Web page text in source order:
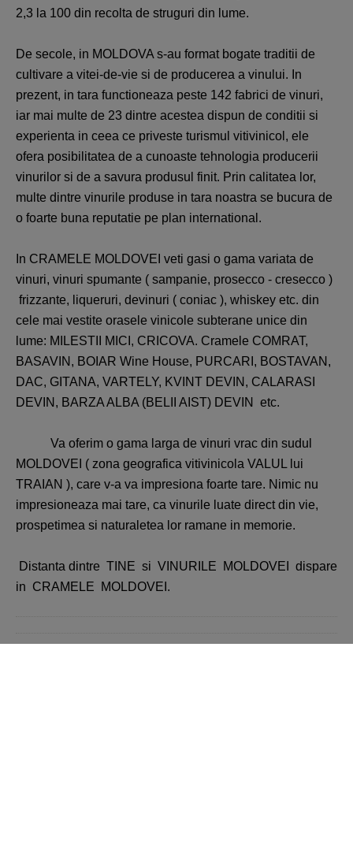
2,3 la 100 din recolta de struguri din lume.
De secole, in MOLDOVA s-au format bogate traditii de
cultivare a vitei-de-vie si de producerea a vinului. In
prezent, in tara functioneaza peste 142 fabrici de vinuri,
iar mai multe de 23 dintre acestea dispun de conditii si
experienta in ceea ce priveste turismul vitivinicol, ele
ofera posibilitatea de a cunoaste tehnologia producerii
vinurilor si de a savura produsul finit. Prin calitatea lor,
multe dintre vinurile produse in tara noastra se bucura de
o foarte buna reputatie pe plan international.
In CRAMELE MOLDOVEI veti gasi o gama variata de
vinuri, vinuri spumante ( sampanie, prosecco - cresecco )
frizzante, liqueruri, devinuri ( coniac ), whiskey etc. din
cele mai vestite orasele vinicole subterane unice din
lume: MILESTII MICI, CRICOVA. Cramele COMRAT,
BASAVIN, BOIAR Wine House, PURCARI, BOSTAVAN,
DAC, GITANA, VARTELY, KVINT DEVIN, CALARASI
DEVIN, BARZA ALBA (BELII AIST) DEVIN etc.
Va oferim o gama larga de vinuri vrac din sudul
MOLDOVEI ( zona geografica vitivinicola VALUL lui
TRAIAN ), care v-a va impresiona foarte tare. Nimic nu
impresioneaza mai tare, ca vinurile luate direct din vie,
prospetimea si naturaletea lor ramane in memorie.
Distanta dintre TINE si VINURILE MOLDOVEI dispare
in CRAMELE MOLDOVEI.